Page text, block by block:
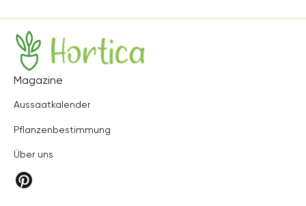
Hortica
Magazine
Aussaatkalender
Pflanzenbestimmung
Über uns